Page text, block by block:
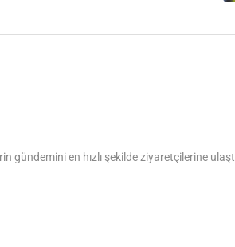
gündemini en hızlı şekilde ziyaretçilerine